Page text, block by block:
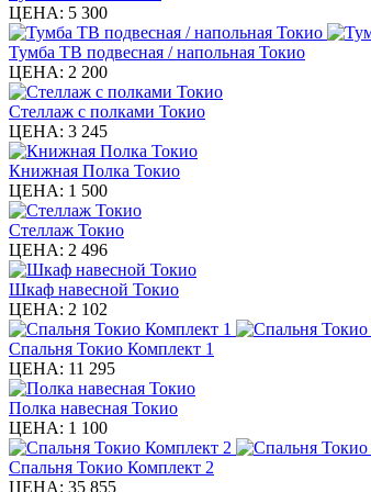
ЦЕНА: 5 300
Тумба ТВ подвесная / напольная Токио
ЦЕНА: 2 200
Стеллаж с полками Токио
ЦЕНА: 3 245
Книжная Полка Токио
ЦЕНА: 1 500
Стеллаж Токио
ЦЕНА: 2 496
Шкаф навесной Токио
ЦЕНА: 2 102
Спальня Токио Комплект 1
ЦЕНА: 11 295
Полка навесная Токио
ЦЕНА: 1 100
Спальня Токио Комплект 2
ЦЕНА: 35 855